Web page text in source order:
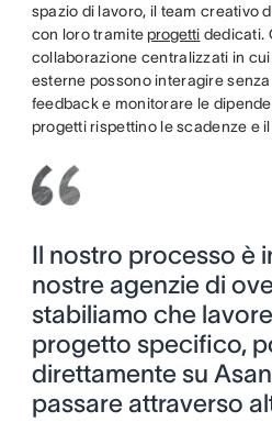
spazio di lavoro, il team creativo
con loro tramite progetti dedicati.
collaborazione centralizzati in
esterne possono interagire
feedback e monitorare le
progetti rispettino le scadenze e
Il nostro processo è
nostre agenzie di
stabiliamo che
progetto specifico,
direttamente su
passare attraverso